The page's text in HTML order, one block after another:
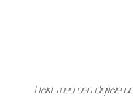
I takt med den digitale